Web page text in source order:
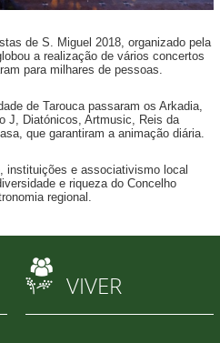
de S. Miguel 2018, organizado pela
a realização de vários concertos
para milhares de pessoas.
de Tarouca passaram os Arkadia,
J, Diatónicos, Artmusic, Reis da
que garantiram a animação diária.
instituições e associativismo local
e riqueza do Concelho
regional.
VIVER